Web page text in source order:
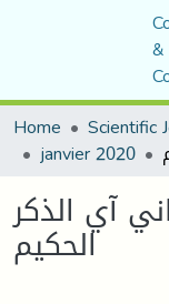
&
Home
janvier 2020
آي الذكر
الحكيم